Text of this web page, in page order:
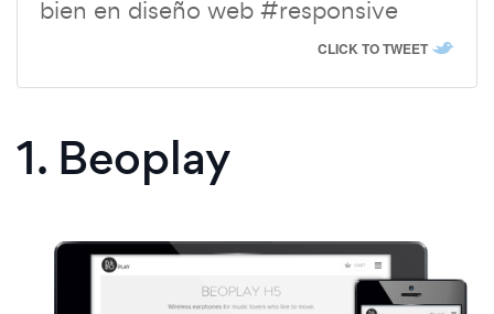
bien en diseño web #responsive
CLICK TO TWEET
1. Beoplay